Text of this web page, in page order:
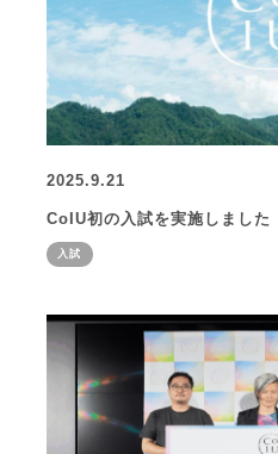
2025.9.21
CoIU初の入試を実施しました
入試